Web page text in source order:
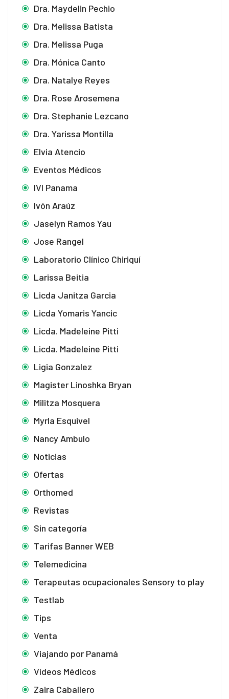
Dra. Maydelin Pechio
Dra. Melissa Batista
Dra. Melissa Puga
Dra. Mónica Canto
Dra. Natalye Reyes
Dra. Rose Arosemena
Dra. Stephanie Lezcano
Dra. Yarissa Montilla
Elvia Atencio
Eventos Médicos
IVI Panama
Ivón Araúz
Jaselyn Ramos Yau
Jose Rangel
Laboratorio Clínico Chiriquí
Larissa Beitia
Licda Janitza Garcia
Licda Yomaris Yancic
Licda. Madeleine Pitti
Licda. Madeleine Pitti
Ligia Gonzalez
Magister Linoshka Bryan
Militza Mosquera
Myrla Esquivel
Nancy Ambulo
Noticias
Ofertas
Orthomed
Revistas
Sin categoría
Tarifas Banner WEB
Telemedicina
Terapeutas ocupacionales Sensory to play
Testlab
Tips
Venta
Viajando por Panamá
Vídeos Médicos
Zaira Caballero